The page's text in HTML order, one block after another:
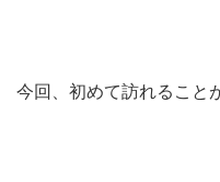
今回、初めて訪れること